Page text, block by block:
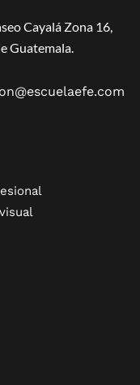
Cayalá Zona 16,
Guatemala.